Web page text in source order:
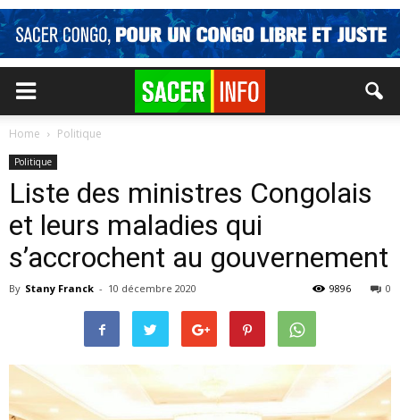
Home Politique
Politique
Liste des ministres Congolais
et leurs maladies qui
s’accrochent au gouvernement
By Stany Franck - 10 décembre 2020 0
9896